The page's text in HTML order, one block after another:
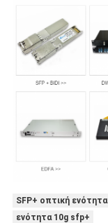
SFP+ οπτική ενότητα
ενότητα 10g sfp+